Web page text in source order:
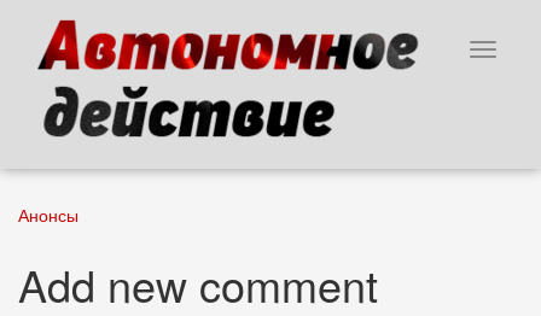
content
Toggle
Анонсы
Add new comment